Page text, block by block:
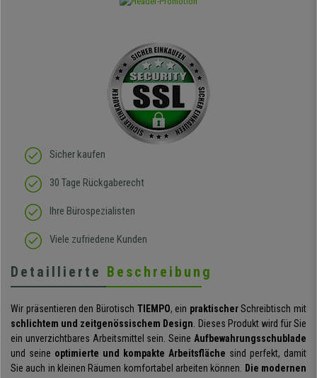
Sicher kaufen
30 Tage Rückgaberecht
Ihre Bürospezialisten
Viele zufriedene Kunden
Detaillierte Beschreibung
Wir präsentieren den Bürotisch TIEMPO, ein praktischerSchreibtisch mit
schlichtem und zeitgenössischem Design. Dieses Produkt wird für Sie
ein unverzichtbares Arbeitsmittel sein. Seine Aufbewahrungsschublade
und seine optimierte und kompakte Arbeitsfläche sind perfekt, damit
Sie auch in kleinen Räumen komfortabel arbeiten können. Die modernen